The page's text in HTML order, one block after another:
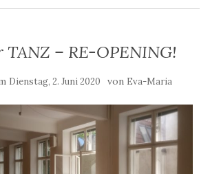
TANZ – RE-OPENING!
Dienstag, 2. Juni 2020 von Eva-Maria